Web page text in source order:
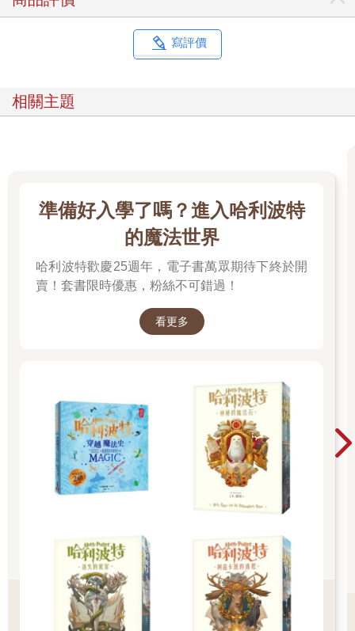
也沒那麼排斥，這是不爭的事實。
她的招牌特徵是剪成鮑伯頭的黑色短髮。身材嬌小，五官長相並
不特別突出，但看起來十分勻稱且柔和。她會在營業時間自發性
地穿著白襯衫、黑褲和深藍色圍裙。據她所言，那似乎是一種
她遵從已故舅婆的指導沖煮出的咖啡極為美味，技術堪稱一流。
不過，使她更加脫穎而出的則是她聰慧的頭腦。只要遇到令人費
覺得好像已經過了十年──直到今年春天，我才終於向她正式提
議，以情侶身分和我交往。「或許我們的關係稍微改變一下也不
錯」。受到她說的這句話鼓勵的我，當然沒有理由拒絕，所以我
們順利成為了情侶。
而我遇見塔列蘭之後，人生中還出現了另一項變化。
──沒錯，從今年春天起，我開始在這間塔列蘭咖啡店工作了。
年。但是在大約四個月前，這間店的店長兼主廚，美星小姐的舅
公藻川又次先生因狹心症發作昏倒，剛動完手術，考慮到在他的
復健期間可能會人手不足，我便自告奮勇地表示可以在店裡幫
也幸好我早就從美星小姐那裡學會怎麼沖煮這間店的咖啡，可以
馬上開始工作，所以她在猶豫大約一週後，便以新任店長的權限
決定雇用我了。藻川先生在手術後療養得很順利，目前每週工作
兩天，剩下的四天則由我負責，再配合原本的週三固定店休日，
我當初在塔列蘭大喊「終於遇見了！」時，根本沒想到這裡竟會
成為我未來的職場。對於我與美星小姐這段歷經牛步發展後急速
改變的關係，如果要說我們兩人都適應良好……倒也並非如此，
但至少在咖啡店營業時，我們之間的默契是仍按照以往的態度使
用敬語交談。
寫評價
相關主題
準備好入學了嗎？進入哈利波特
的魔法世界
哈利波特歡慶25週年，電子書萬眾期待下終於開
賣！套書限時優惠，粉絲不可錯過！
看更多